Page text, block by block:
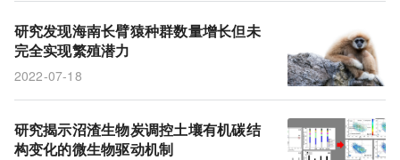
研究发现海南长臂猿种群数量增长但未
完全实现繁殖潜力
2022-07-18
研究揭示沼渣生物炭调控土壤有机碳结
构变化的微生物驱动机制